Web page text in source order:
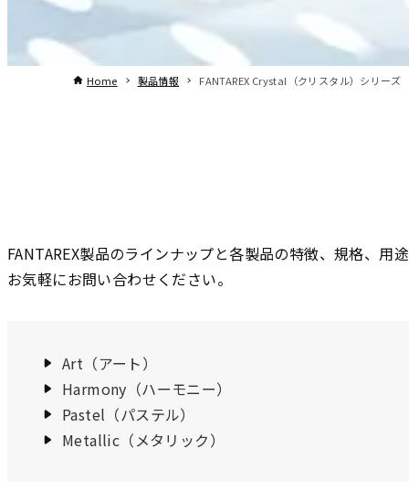
Home 製品情報 FANTAREX Crystal（クリスタル）シリーズ
FANTAREX製品のラインナップと各製品の特徴、規格、
お気軽にお問い合わせください。
Art（アート）
Harmony（ハーモニー）
Pastel（パステル）
Metallic（メタリック）